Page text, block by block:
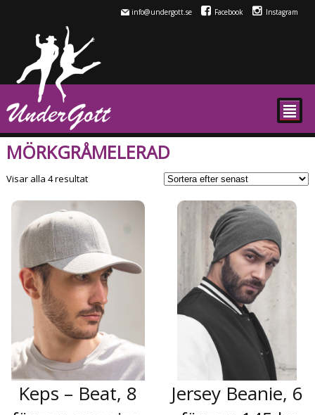
info@undergott.se Facebook Instagram
²
MÖRKGRÅMELERAD
Visar alla 4 resultatSortera
senaste
Keps – Beat, 8
Jersey Beanie, 6